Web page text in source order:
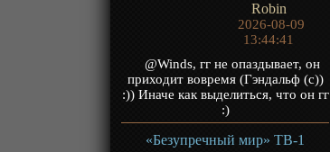
Robin
2026-08-09
13:44:41
@Winds, гг не опаздывает, он
приходит вовремя (Гэндальф (с))
:)) Иначе как выделиться, что он гг
:)
«Безупречный мир» ТВ-1